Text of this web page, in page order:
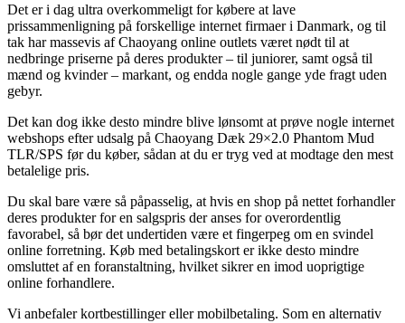
Det er i dag ultra overkommeligt for købere at lave
prissammenligning på forskellige internet firmaer i Danmark, og til
tak har massevis af Chaoyang online outlets været nødt til at
nedbringe priserne på deres produkter – til juniorer, samt også til
mænd og kvinder – markant, og endda nogle gange yde fragt uden
gebyr.
Det kan dog ikke desto mindre blive lønsomt at prøve nogle internet
webshops efter udsalg på Chaoyang Dæk 29×2.0 Phantom Mud
TLR/SPS før du køber, sådan at du er tryg ved at modtage den mest
betalelige pris.
Du skal bare være så påpasselig, at hvis en shop på nettet forhandler
deres produkter for en salgspris der anses for overordentlig
favorabel, så bør det undertiden være et fingerpeg om en svindel
online forretning. Køb med betalingskort er ikke desto mindre
omsluttet af en foranstaltning, hvilket sikrer en imod uoprigtige
online forhandlere.
Vi anbefaler kortbestillinger eller mobilbetaling. Som en alternativ